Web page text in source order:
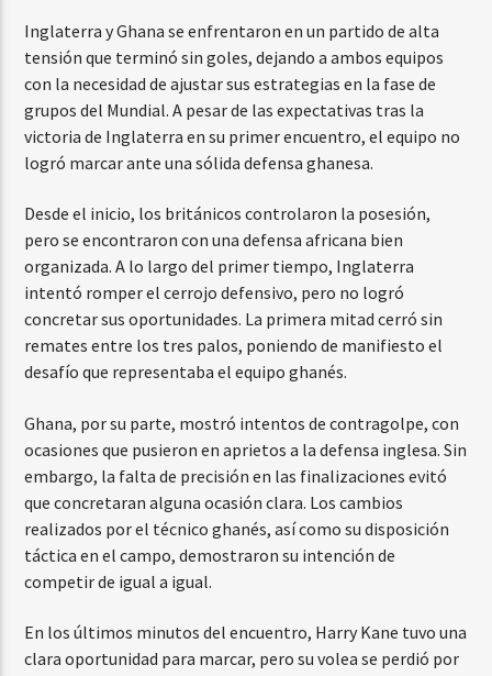
Inglaterra y Ghana se enfrentaron en un partido de alta
tensión que terminó sin goles, dejando a ambos equipos
con la necesidad de ajustar sus estrategias en la fase de
grupos del Mundial. A pesar de las expectativas tras la
victoria de Inglaterra en su primer encuentro, el equipo no
logró marcar ante una sólida defensa ghanesa.
Desde el inicio, los británicos controlaron la posesión,
pero se encontraron con una defensa africana bien
organizada. A lo largo del primer tiempo, Inglaterra
intentó romper el cerrojo defensivo, pero no logró
concretar sus oportunidades. La primera mitad cerró sin
remates entre los tres palos, poniendo de manifiesto el
desafío que representaba el equipo ghanés.
Ghana, por su parte, mostró intentos de contragolpe, con
ocasiones que pusieron en aprietos a la defensa inglesa. Sin
embargo, la falta de precisión en las finalizaciones evitó
que concretaran alguna ocasión clara. Los cambios
realizados por el técnico ghanés, así como su disposición
táctica en el campo, demostraron su intención de
competir de igual a igual.
En los últimos minutos del encuentro, Harry Kane tuvo una
clara oportunidad para marcar, pero su volea se perdió por